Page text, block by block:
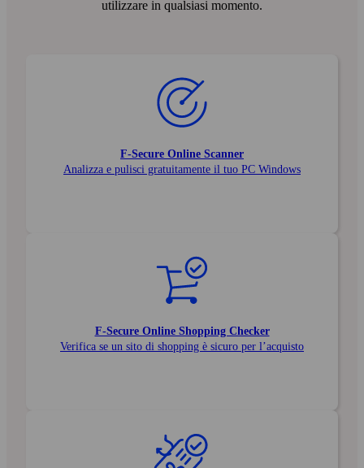
utilizzare in qualsiasi momento.
F‑Secure Online Scanner
Analizza e pulisci gratuitamente il tuo PC Windows
F‑Secure Online Shopping Checker
Verifica se un sito di shopping è sicuro per l’acquisto